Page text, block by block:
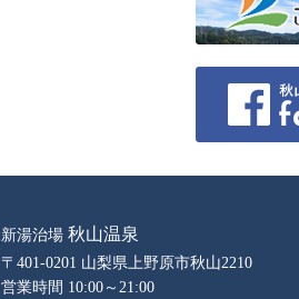
新湯治場 秋山温泉
〒401-0201 山梨県上野原市秋山2210
営業時間 10:00～21:00